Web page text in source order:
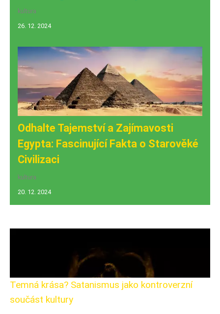
kultura
26. 12. 2024
Odhalte Tajemství a Zajímavosti
Egypta: Fascinující Fakta o Starověké
Civilizaci
kultura
20. 12. 2024
Temná krása? Satanismus jako kontroverzní
součást kultury